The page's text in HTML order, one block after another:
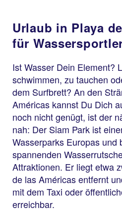
Urlaub in Playa
für
Ist Wasser Dein Element?
schwimmen, zu tauchen
dem Surfbrett? An den
Américas kannst Du Dich
noch nicht genügt, ist der
nah: Der Siam Park ist
Wasserparks Europas und
spannenden
Attraktionen. Er liegt etwa
de las Américas entfernt
mit dem Taxi oder
erreichbar.